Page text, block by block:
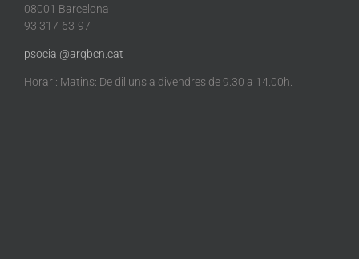
08001 Barcelona
93 317-63-97
psocial@arqbcn.cat
Horari: Matins: De dilluns a divendres de 9.30 a 14.00h.